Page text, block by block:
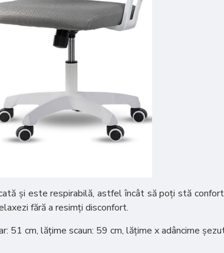
și este respirabilă, astfel încât să poți stă
fără a resimți disconfort.
cm, lățime scaun: 59 cm, lățime x adâncime